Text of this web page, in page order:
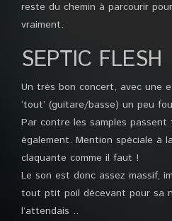
reste du chemin à parcourir
vraiment.
SEPTIC FLESH
Un très bon concert, avec une
‘tout’ (guitare/basse) un peu
Par contre les samples
également. Mention spéciale à
claquante comme il faut !
Le son est donc assez massif,
tout ptit poil décevant pour sa
l’attendais ..